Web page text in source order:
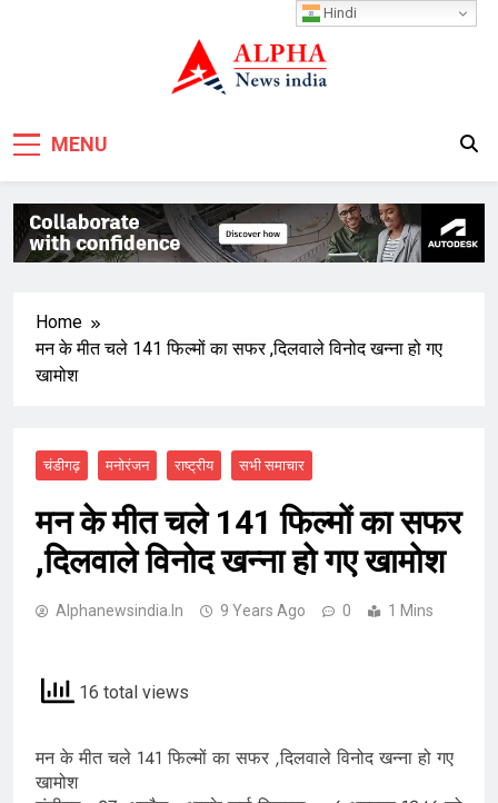
MENU
Home
मन के मीत चले 141 फिल्मों का सफर ,दिलवाले विनोद खन्ना हो गए
खामोश
चंडीगढ़ मनोरंजन राष्ट्रीय सभी समाचार
मन के मीत चले 141 फिल्मों का सफर
,दिलवाले विनोद खन्ना हो गए खामोश
Alphanewsindia.in 9 Years Ago 0 1 Mins
16 total views
मन के मीत चले 141 फिल्मों का सफर ,दिलवाले विनोद खन्ना हो गए
खामोश
Hindi